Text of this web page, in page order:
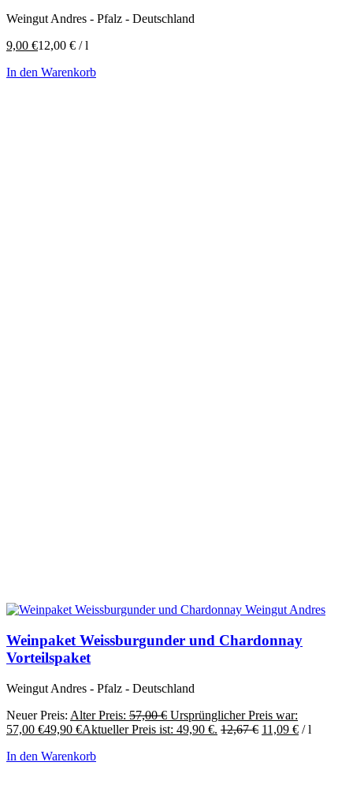
Weingut Andres - Pfalz - Deutschland
9,00 €12,00 € /l
In den Warenkorb
Weinpaket Weissburgunder und Chardonnay
Vorteilspaket
Weingut Andres - Pfalz - Deutschland
Neuer Preis: Alter Preis: 57,00€ Ursprünglicher Preis war:
57,00 €49,90 €Aktueller Preis ist: 49,90 €. 12,67€ 11,09 € /l
In den Warenkorb